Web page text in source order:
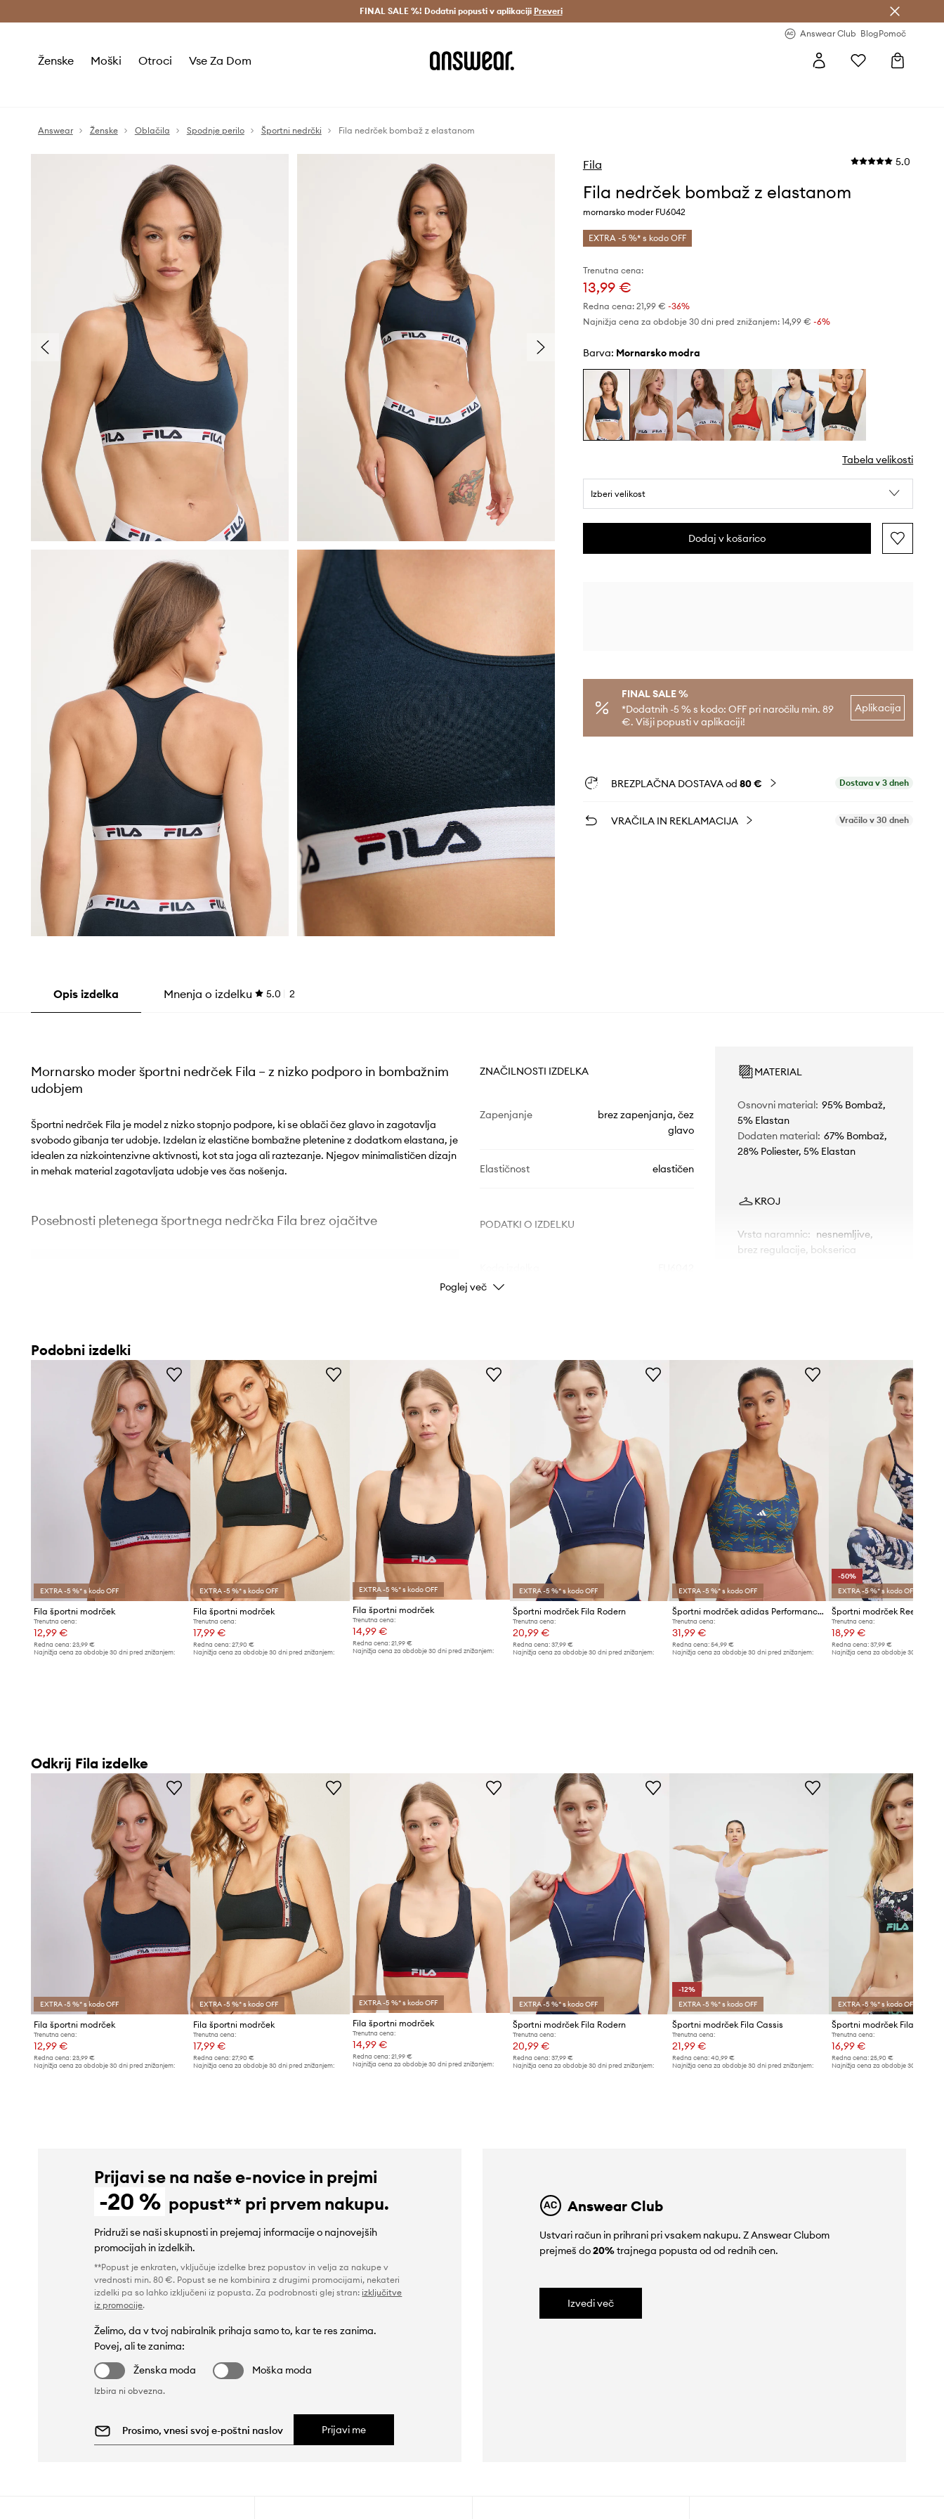
Dostava v 3 dneh > Prihrani z vpisom v Answear Club >
FINAL SALE %! Dodatni popusti v aplikaciji Preveri
Answear Club BlogPomoč
Ženske Moški Otroci Vse Za Dom
Answear Ženske Oblačila Spodnje perilo Športni nedrčki Fila nedrček bombaž z elastanom
Fila 5.0
Fila nedrček bombaž z elastanom
mornarsko moder FU6042
EXTRA -5 %* s kodo OFF
Trenutna cena:
13,99 €
Redna cena: 21,99 € -36%
Najnižja cena za obdobje 30 dni pred znižanjem: 14,99 € -6%
Barva: mornarsko modra
Tabela velikosti
Izberi velikost
Dodaj v košarico
FINAL SALE %
*Dodatnih -5 % s kodo: OFF pri naročilu min. 89
€. Višji popusti v aplikaciji!
Aplikacija
BREZPLAČNA DOSTAVA od 80 € Dostava v 3 dneh
VRAČILA IN REKLAMACIJA Vračilo v 30 dneh
Opis izdelka Mnenja o izdelku 5.0 2
Mornarsko moder športni nedrček Fila – z nizko podporo in bombažnim
udobjem
Športni nedrček Fila je model z nizko stopnjo podpore, ki se oblači čez glavo in zagotavlja
svobodo gibanja ter udobje. Izdelan iz elastične bombažne pletenine z dodatkom elastana, je
idealen za nizkointenzivne aktivnosti, kot sta joga ali raztezanje. Njegov minimalističen dizajn
in mehak material zagotavljata udobje ves čas nošenja.
Posebnosti pletenega športnega nedrčka Fila brez ojačitve
Košarice brez ojačitvezagotavljajo naravno obliko prsi in udobje
Zasnova, ki seoblači čez glavo , omogoča enostavno oblačenje in slačenje
Naramnice tipa bokserica zagotavljajo stabilnost in svobodo gibanja rok
Gladka, mornarsko modra teksturaomogoča enostavno kombiniranje z
drugimi kosi oblačil
ZNAČILNOSTI IZDELKA
Zapenjanje
brez zapenjanja, čez
glavo
Elastičnost elastičen
PODATKI O IZDELKU
Znamka
MATERIAL
Osnovni material: 95% Bombaž,
5% Elastan
Dodaten material: 67% Bombaž,
28% Poliester, 5% Elastan
KROJ
Vrsta naramnic: nesnemljive,
brez regulacije, bokserica
Tabela velikosti
TEHNIČNI PODATKI
Ojačitev košarice
brez ojačitve
Raven podpore:
Poglej več
Podobni izdelki
EXTRA -5 %* s kodo OFF
Fila športni modrček
Trenutna cena:
12,99 €
Redna cena: 23,99 €
Najnižja cena za obdobje 30 dni pred znižanjem:
EXTRA -5 %* s kodo OFF
Fila športni modrček
Trenutna cena:
17,99 €
Redna cena:27,90 €
Najnižja cena za obdobje 30 dni pred znižanjem:
EXTRA -5 %* s kodo OFF
Fila športni modrček
Trenutna cena:
14,99 €
Redna cena: 21,99 €
Najnižja cena za obdobje 30 dni pred znižanjem:
EXTRA -5 %* s kodo OFF
Športni modrček Fila Rodern
Trenutna cena:
20,99 €
Redna cena: 37,99 €
Najnižja cena za obdobje 30 dni pred znižanjem:
EXTRA -5 %* s kodo OFF
Športni modrček adidas Performance x FARM Rio
Trenutna cena:
31,99 €
Redna cena:54,99 €
Najnižja cena za obdobje 30 dni pred znižanjem:
-50%
EXTRA -5 %* s kodo OFF
Trenutna cena:
18,99 €
Redna cena: 37,99 €
Najnižja cena za obdobje 30 dni pred
Odkrij Fila izdelke
EXTRA -5 %* s kodo OFF
Fila športni modrček
Trenutna cena:
12,99 €
Redna cena: 23,99 €
Najnižja cena za obdobje 30 dni pred znižanjem:
EXTRA -5 %* s kodo OFF
Fila športni modrček
Trenutna cena:
17,99 €
Redna cena:27,90 €
Najnižja cena za obdobje 30 dni pred znižanjem:
EXTRA -5 %* s kodo OFF
Fila športni modrček
Trenutna cena:
14,99 €
Redna cena: 21,99 €
Najnižja cena za obdobje 30 dni pred znižanjem:
EXTRA -5 %* s kodo OFF
Športni modrček Fila Rodern
Trenutna cena:
20,99 €
Redna cena: 37,99 €
Najnižja cena za obdobje 30 dni pred znižanjem:
-12%
EXTRA -5 %* s kodo OFF
Športni modrček Fila Cassis
Trenutna cena:
21,99 €
Redna cena:40,99 €
Najnižja cena za obdobje 30 dni pred znižanjem:
EXTRA -5 %* s kodo OFF
Športni modrček Fila
Trenutna cena:
16,99 €
Redna cena: 25,90 €
Najnižja cena za obdobje 30 dni pred
Prijavi se na naše e-novice in prejmi
-20 % popust** pri prvem nakupu.
Pridruži se naši skupnosti in prejemaj informacije o najnovejših
promocijah in izdelkih.
**Popust je enkraten, vključuje izdelke brez popustov in velja za nakupe v
vrednosti min. 80 €. Popust se ne kombinira z drugimi promocijami, nekateri
izdelki pa so lahko izključeni iz popusta. Za podrobnosti glej stran: izključitve
iz promocije.
Želimo, da v tvoj nabiralnik prihaja samo to, kar te res zanima.
Povej, ali te zanima:
Ženska moda
Moška moda
Izbira ni obvezna.
Prijavi me
Answear Club
Ustvari račun in prihrani pri vsakem nakupu. Z Answear Clubom
prejmeš do20%trajnega popusta od od rednih cen.
Izvedi več